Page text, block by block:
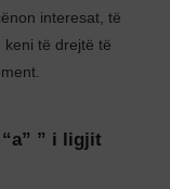
interesat, të
të drejtë të
” i ligjit